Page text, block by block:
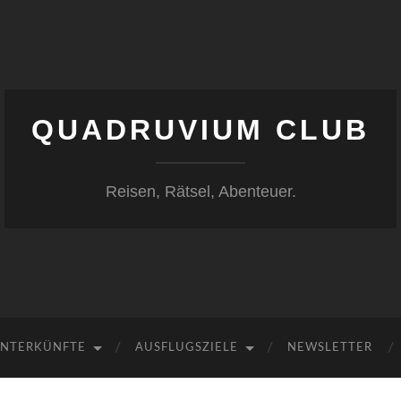
QUADRUVIUM CLUB
Reisen, Rätsel, Abenteuer.
AUSFLUGSZIELE NEWSLETTER